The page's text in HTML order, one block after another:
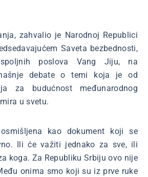
zahvalio je Narodnoj Republici
Saveta bezbednosti,
poslova Vang Jiju, na
debate o temi koja je od
za budućnost međunarodnog
u svetu.
kao dokument koji se
Ili će važiti jednako za sve, ili
koga. Za Republiku Srbiju ovo nije
onima smo koji su iz prve ruke